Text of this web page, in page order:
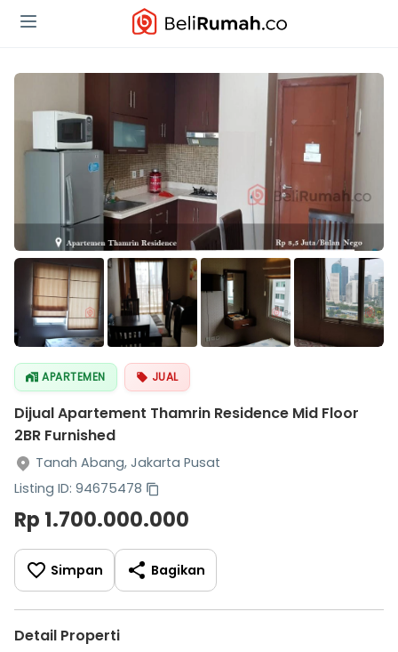
APARTEMEN JUAL
Dijual Apartement Thamrin Residence Mid Floor
2BR Furnished
Tanah Abang, Jakarta Pusat
Listing ID: 94675478
Rp 1.700.000.000
Simpan Bagikan
Detail Properti